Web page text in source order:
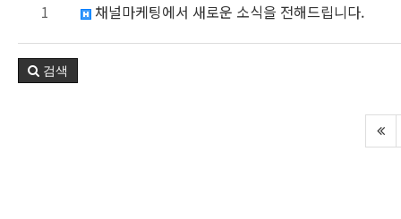
1 채널마케팅에서 새로운 소식을 전해드립니다.
검색